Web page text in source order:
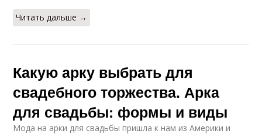
Читать дальше →
Какую арку выбрать для
свадебного торжества. Арка
для свадьбы: формы и виды
Мода на арки для свадьбы пришла к нам из Америки и